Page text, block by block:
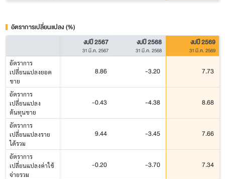
อัตราการเปลี่ยนแปลง (%)
งบปี 2567
31 มี.ค. 2567
งบปี 2568
31 มี.ค. 2568
งบปี 2569
31 มี.ค. 2569
อัตราการ
เปลี่ยนแปลงยอด
ขาย
8.86 -3.20 7.73
อัตราการ
เปลี่ยนแปลง
ต้นทุนขาย
-0.43 -4.38 8.68
อัตราการ
เปลี่ยนแปลงราย
ได้รวม
9.44 -3.45 7.66
อัตราการ
เปลี่ยนแปลงค่าใช้
จ่ายรวม
-0.20 -3.70 7.34